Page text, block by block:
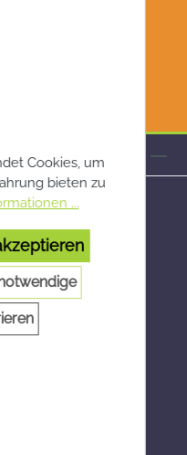
ist im
registriert
(AGES MEA)
Cookies, um
bieten zu
...